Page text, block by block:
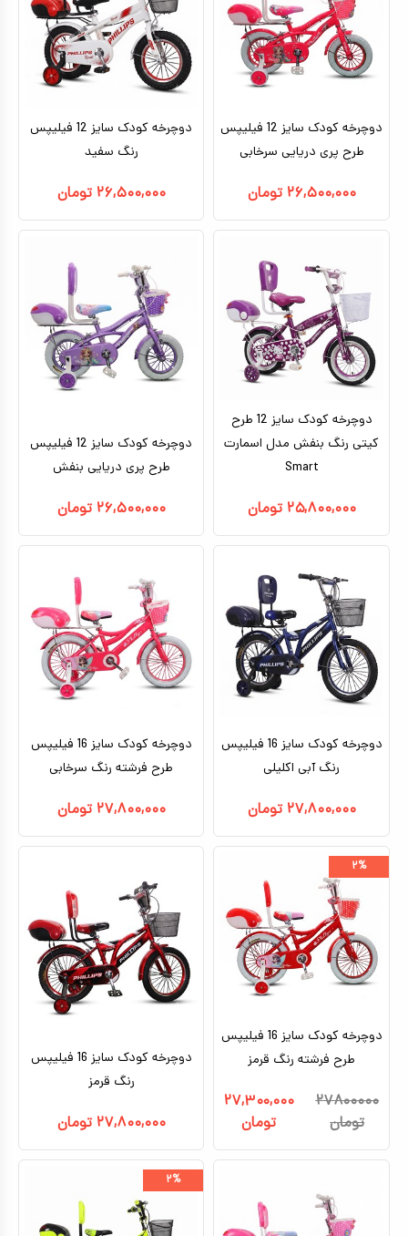
دوچرخه کودک سایز 12 فیلیپس
طرح پری دریایی سرخابی
۲۶,۵۰۰,۰۰۰ تومان
دوچرخه کودک سایز 12 فیلیپس
رنگ سفید
۲۶,۵۰۰,۰۰۰ تومان
دوچرخه کودک سایز 12 طرح
کیتی رنگ بنفش مدل اسمارت
Smart
۲۵,۸۰۰,۰۰۰ تومان
دوچرخه کودک سایز 12 فیلیپس
طرح پری دریایی بنفش
۲۶,۵۰۰,۰۰۰ تومان
دوچرخه کودک سایز 16 فیلیپس
رنگ آبی اکلیلی
۲۷,۸۰۰,۰۰۰ تومان
دوچرخه کودک سایز 16 فیلیپس
طرح فرشته رنگ سرخابی
۲۷,۸۰۰,۰۰۰ تومان
۲%
دوچرخه کودک سایز 16 فیلیپس
طرح فرشته رنگ قرمز
۲۷۸۰۰۰۰۰
تومان
۲۷,۳۰۰,۰۰۰
تومان
دوچرخه کودک سایز 16 فیلیپس
رنگ قرمز
۲۷,۸۰۰,۰۰۰ تومان
۲%